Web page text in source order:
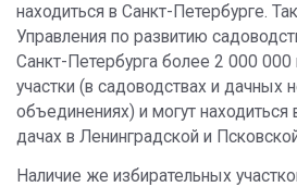
находиться в Санкт-Петербурге.
Управления по развитию
Санкт-Петербурга более 2 000
участки (в садоводствах и дачных
объединениях) и могут находиться
дачах в Ленинградской и
Наличие же избирательных